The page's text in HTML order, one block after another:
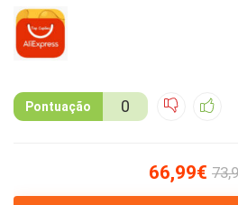
Pontuação 0
66,99€